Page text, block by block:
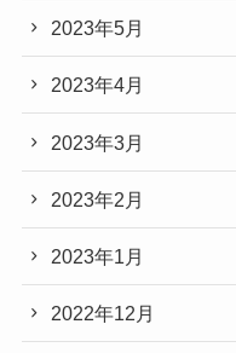
2023年5月
2023年4月
2023年3月
2023年2月
2023年1月
2022年12月